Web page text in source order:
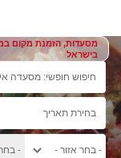
מסעדות, הזמנת מקום
בישראל